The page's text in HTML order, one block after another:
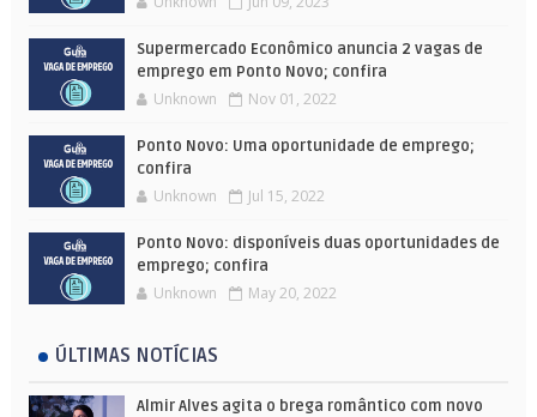
Supermercado Econômico anuncia 2 vagas de
emprego em Ponto Novo; confira
Unknown Nov 01, 2022
Ponto Novo: Uma oportunidade de emprego;
confira
Unknown Jul 15, 2022
Ponto Novo: disponíveis duas oportunidades de
emprego; confira
Unknown May 20, 2022
ÚLTIMAS NOTÍCIAS
Almir Alves agita o brega romântico com novo